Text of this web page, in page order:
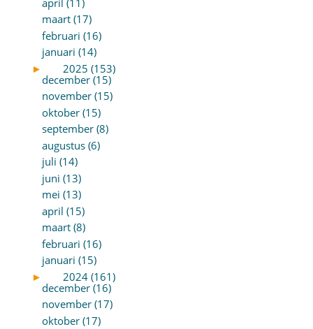
maart (17)
februari (16)
januari (14)
►
2025 (153)
december (15)
november (15)
oktober (15)
september (8)
augustus (6)
juli (14)
juni (13)
mei (13)
april (15)
maart (8)
februari (16)
januari (15)
►
2024 (161)
december (16)
november (17)
oktober (17)